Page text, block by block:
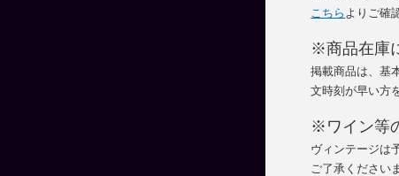
こちら よりご確
※商品在庫
掲載商品は、基
文時刻が早い方
※ワイン等
ヴィンテージは
ご了承ください